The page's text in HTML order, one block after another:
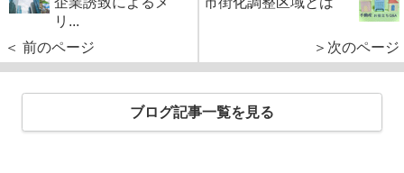
リ...
＜ 前のページ
＞次のページ
ブログ記事一覧を見る